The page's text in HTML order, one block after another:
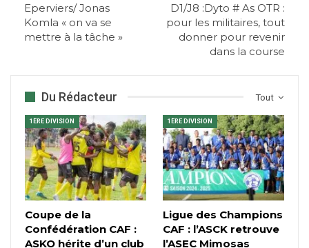
Eperviers/ Jonas
Komla « on va se
mettre à la tâche »
D1/J8 :Dyto # As OTR :
pour les militaires, tout
donner pour revenir
dans la course
Tout
Du Rédacteur
1ÈRE DIVISION
Coupe de la
Confédération CAF :
ASKO hérite d’un club
1ÈRE DIVISION
Ligue des Champions
CAF : l’ASCK retrouve
l’ASEC Mimosas